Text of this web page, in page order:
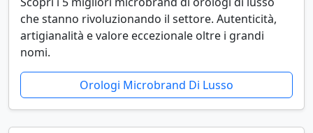
che stanno rivoluzionando il settore. Autenticità,
artigianalità e valore eccezionale oltre i grandi
nomi.
Orologi Microbrand Di Lusso